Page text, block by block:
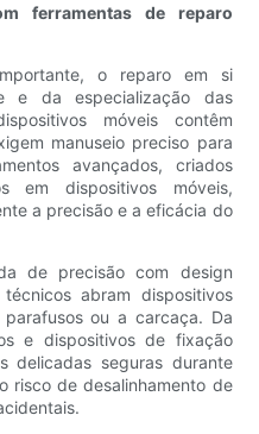
ferramentas de reparo
o reparo em si
e da especialização das
móveis contêm
manuseio preciso para
avançados, criados
em dispositivos móveis,
a precisão e a eficácia do
de precisão com design
abram dispositivos
ou a carcaça. Da
e dispositivos de fixação
delicadas seguras durante
risco de desalinhamento de